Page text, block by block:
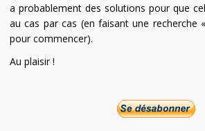
a probablement des solutions pour que
au cas par cas (en faisant une recherche
pour commencer).
Au plaisir !